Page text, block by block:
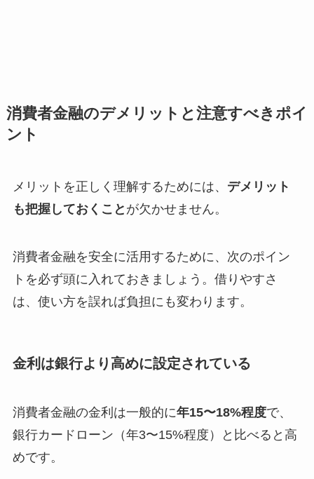
消費者金融のデメリットと注意すべきポイ
ント
メリットを正しく理解するためには、 デメリット
も把握しておくこと が欠かせません。
消費者金融を安全に活用するために、次のポイン
トを必ず頭に入れておきましょう。借りやすさ
は、使い方を誤れば負担にも変わります。
金利は銀行より高めに設定されている
消費者金融の金利は一般的に年15〜18%程度で、
銀行カードローン（年3〜15%程度）と比べると高
めです。